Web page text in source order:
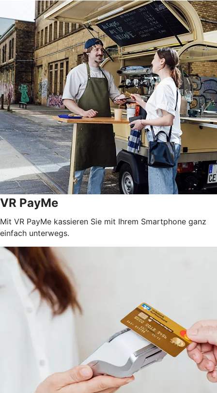
VR PayMe
Mit VR PayMe kassieren Sie mit Ihrem Smartphone ganz
einfach unterwegs.